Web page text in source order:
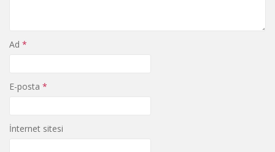
Ad *
E-posta *
İnternet sitesi